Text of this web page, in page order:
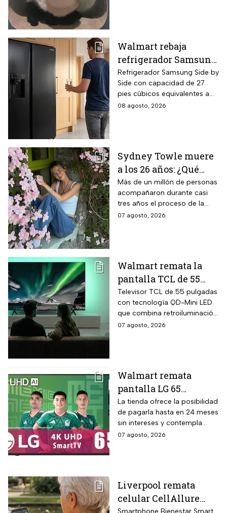
Walmart rebaja
refrigerador Samsung
Side by Side 27 pies
negro para familias
con casi 40% de
descuento
Refrigerador Samsung Side by
Side con capacidad de 27
pies cúbicos equivalentes a
716 litros, tecnología
Inverter con 20 años de
garantía exclusiva,
dispensador de agua y hielo
en la puerta y fábrica de
hielos automática.
08 agosto, 2026
Sydney Towle muere
a los 26 años: ¿Qué
cáncer padecía la
estrella de TikTok?
Más de un millón de personas
acompañaron durante casi
tres años el proceso de la
creadora: tratamientos,
07 agosto, 2026
Walmart remata la
pantalla TCL de 55
pulgadas 4K QD-Mini
Led con $6,600 de
descuento en línea y
hasta 24 meses sin
Televisor TCL de 55 pulgadas
con tecnología QD-Mini LED
que combina retroiluminación
Mini LED de casi precisión
plataforma Google TV.
07 agosto, 2026
Walmart remata
pantalla LG 65
pulgadas UHD 4K con
funciones de
inteligencia artificial
ThinQ
La tienda ofrece la posibilidad
de pagarla hasta en 24 meses
sin intereses y contempla
devoluciones hasta 30 días
07 agosto, 2026
Liverpool remata
celular CellAllure
Smartphone Bienestar Smart